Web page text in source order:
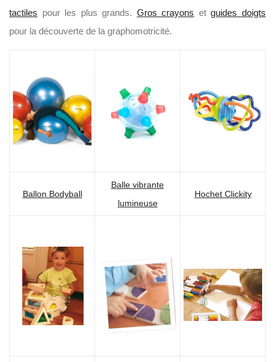
tactiles pour les plus grands. Gros crayons etguides doigts
pour la découverte de la graphomotricité.
Ballon Bodyball
Balle vibrante
lumineuse
Hochet Clickity